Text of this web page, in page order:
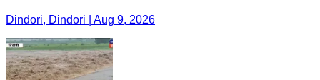
Dindori, Dindori | Aug 9, 2026